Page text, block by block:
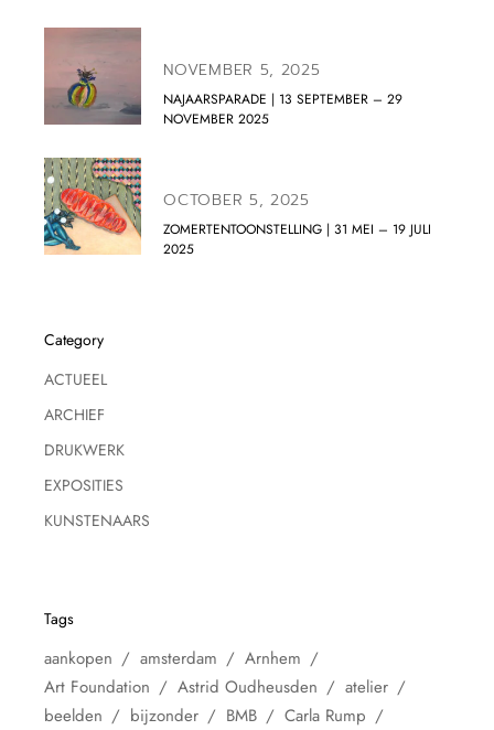
NOVEMBER 5, 2025
NAJAARSPARADE | 13 SEPTEMBER – 29
NOVEMBER 2025
OCTOBER 5, 2025
ZOMERTENTOONSTELLING | 31 MEI – 19 JULI
2025
Category
ACTUEEL
ARCHIEF
DRUKWERK
EXPOSITIES
KUNSTENAARS
Tags
aankopen amsterdam
Arnhem
Art Foundation
Astrid Oudheusden
atelier
beelden
bijzonder BMB
Carla Rump